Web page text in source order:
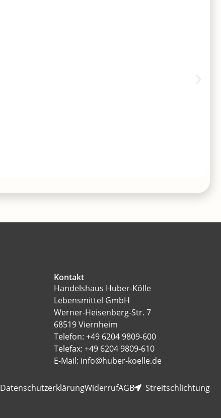
Kontakt
Handelshaus Huber-Kölle
Lebensmittel GmbH
Werner-Heisenberg-Str. 7
68519 Viernheim
Telefon: +49 6204 9809-600
Telefax: +49 6204 9809-610
E-Mail: info@huber-koelle.de
DatenschutzerklärungWiderrufAGB Streitschlichtung